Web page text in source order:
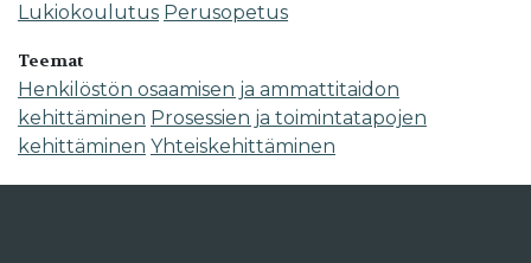
Lukiokoulutus Perusopetus
Teemat
Henkilöstön osaamisen ja ammattitaidon
kehittäminen Prosessien ja toimintatapojen
kehittäminen Yhteiskehittäminen